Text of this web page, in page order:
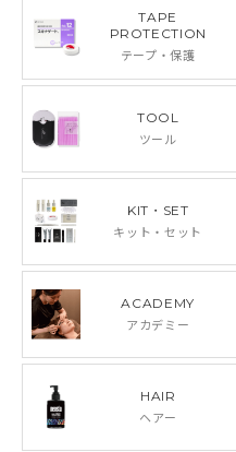
TAPE
PROTECTION
テープ・保護
TOOL
ツール
KIT・SET
キット・セット
ACADEMY
アカデミー
HAIR
ヘアー